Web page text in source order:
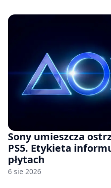
Sony umieszcza
PS5. Etykieta
płytach
6 sie 2026